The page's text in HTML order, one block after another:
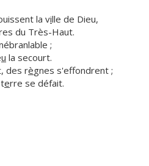
la ville de Dieu,
du Très-Haut.
;
u la secourt.
des règnes s'effondrent ;
erre se défait.